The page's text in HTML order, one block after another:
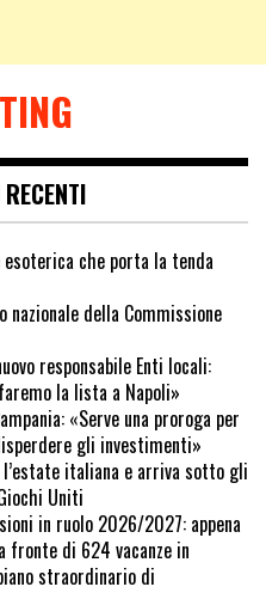
che porta la tenda
della Commissione
responsabile Enti locali:
la lista a Napoli»
«Serve una proroga per
gli investimenti»
italiana e arriva sotto gli
Uniti
in ruolo 2026/2027: appena
fronte di 624 vacanze in
straordinario di